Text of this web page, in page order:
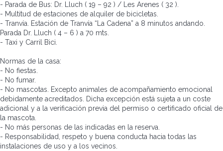
- Parada de Bus: Dr. Lluch ( 19 – 92 ) / Les Arenes ( 32 ).
- Multitud de estaciones de alquiler de bicicletas.
- Tranvía. Estación de Tranvía “La Cadena” a 8 minutos andando.
Parada Dr. Lluch ( 4 – 6 ) a 70 mts.
- Taxi y Carril Bici.
Normas de la casa:
- No fiestas.
- No fumar.
- No mascotas. Excepto animales de acompañamiento emocional
debidamente acreditados. Dicha excepción está sujeta a un coste
adicional y a la verificación previa del permiso o certificado oficial de
la mascota.
- No más personas de las indicadas en la reserva.
- Responsabilidad, respeto y buena conducta hacia todas las
instalaciones de uso y a los vecinos.